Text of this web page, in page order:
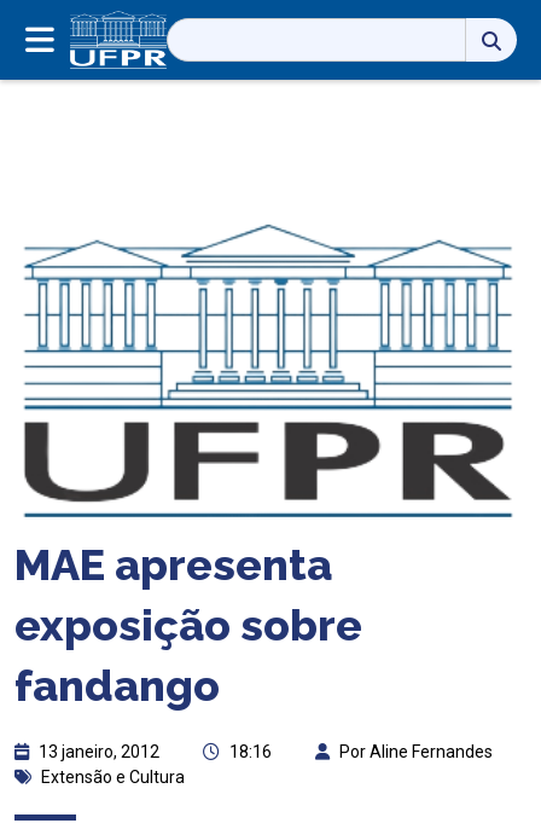
Pesquisar
por:
MAE apresenta
exposição sobre
fandango
13 janeiro, 2012 18:16
Por Aline Fernandes
Extensão e Cultura